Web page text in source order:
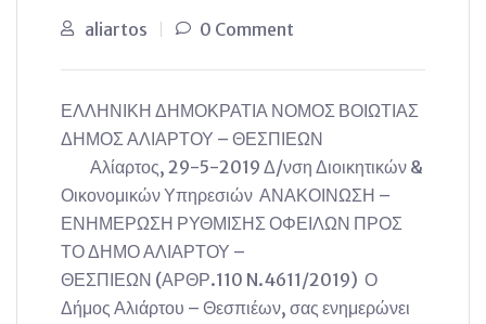
aliartos 0 Comment
ΕΛΛΗΝΙΚΗ ΔΗΜΟΚΡΑΤΙΑ ΝΟΜΟΣ ΒΟΙΩΤΙΑΣ
ΔΗΜΟΣ ΑΛΙΑΡΤΟΥ – ΘΕΣΠΙΕΩΝ
Αλίαρτος, 29-5-2019 Δ/νση Διοικητικών &
Οικονομικών Υπηρεσιών ΑΝΑΚΟΙΝΩΣΗ –
ΕΝΗΜΕΡΩΣΗ ΡΥΘΜΙΣΗΣ ΟΦΕΙΛΩΝ ΠΡΟΣ
ΤΟ ΔΗΜΟ ΑΛΙΑΡΤΟΥ –
ΘΕΣΠΙΕΩΝ (ΑΡΘΡ.110 N.4611/2019) Ο
Δήμος Αλιάρτου – Θεσπιέων, σας ενημερώνει